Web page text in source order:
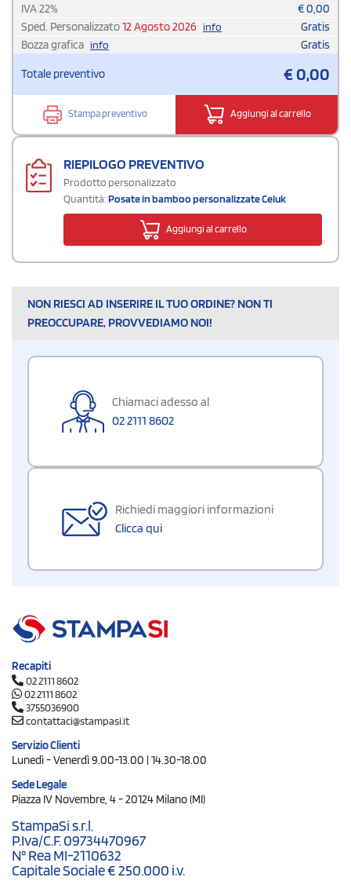
IVA22% €0,00
Sped. Personalizzato12 Agosto 2026 info
Gratis
Bozza grafica info Gratis
Totale preventivo €0,00
Stampa preventivo Aggiungi al carrello
RIEPILOGO PREVENTIVO
Prodotto personalizzato
Quantità:Posate in bamboo personalizzate Celuk
Aggiungi al carrello
NON RIESCI AD INSERIRE IL TUO ORDINE? NON TI
PREOCCUPARE, PROVVEDIAMO NOI!
Chiamaci adesso al
02 2111 8602
Richiedi maggiori informazioni
Clicca qui
Recapiti
02 2111 8602
02 2111 8602
3755036900
contattaci@stampasi.it
Servizio Clienti
Lunedì - Venerdì 9.00-13.00 | 14.30-18.00
Sede Legale
Piazza IV Novembre, 4 - 20124 Milano (MI)
StampaSi s.r.l.
P.Iva/C.F. 09734470967
N° Rea MI-2110632
Capitale Sociale € 250.000 i.v.